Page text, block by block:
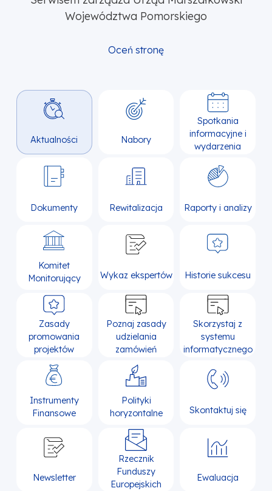
Województwa Pomorskiego
Oceń stronę
Aktualności Nabory
Spotkania
informacyjne i
wydarzenia
Dokumenty Rewitalizacja Raporty i analizy
Komitet
Monitorujący
Wykaz ekspertów Historie sukcesu
Zasady
promowania
projektów
Poznaj zasady
udzielania
zamówień
Skorzystaj z
systemu
informatycznego
Instrumenty
Finansowe
Polityki
horyzontalne
Skontaktuj się
Newsletter
Rzecznik
Funduszy
Europejskich
Ewaluacja